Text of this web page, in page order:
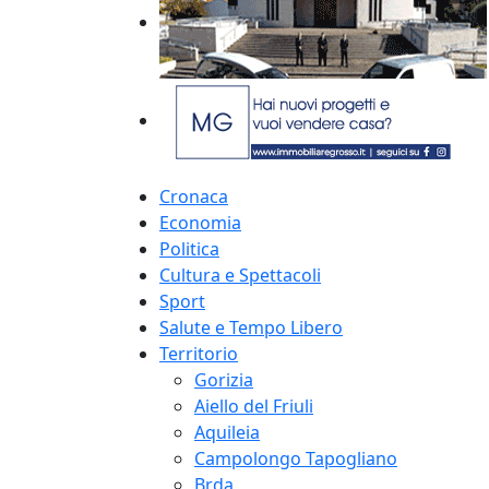
Cronaca
Economia
Politica
Cultura e Spettacoli
Sport
Salute e Tempo Libero
Territorio
Gorizia
Aiello del Friuli
Aquileia
Campolongo Tapogliano